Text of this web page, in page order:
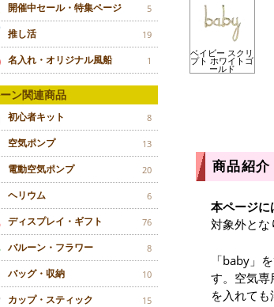
開催中セール・特集ページ 5
推し活 19
名入れ・オリジナル風船 1
ン関連商品
初心者キット 8
空気ポンプ 13
電動空気ポンプ 20
ヘリウム 6
ディスプレイ・ギフト 76
バルーン・フラワー 8
バッグ・収納 10
カップ・スティック 15
ベイビー スクリ
プト ホワイトゴ
ールド
商品紹介
本ページに
対象外とな
「baby」
す。空気専
を入れても